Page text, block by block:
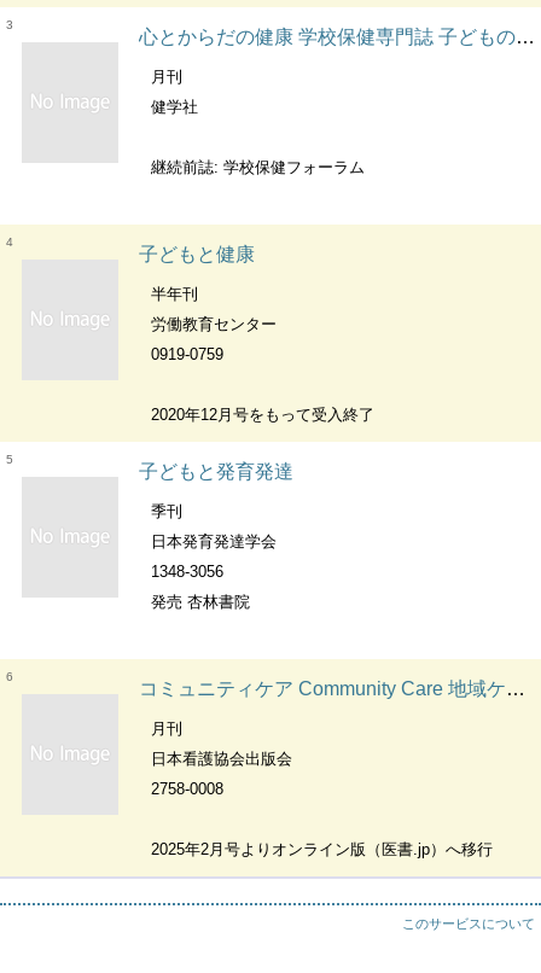
3
心とからだの健康 学校保健専門誌 子どもの生きる力を育む
月刊
健学社
継続前誌: 学校保健フォーラム
4
子どもと健康
半年刊
労働教育センター
0919-0759
2020年12月号をもって受入終了
5
子どもと発育発達
季刊
日本発育発達学会
1348-3056
発売 杏林書院
6
コミュニティケア Community Care 地域ケア・在宅ケアに携わる人のための
月刊
日本看護協会出版会
2758-0008
2025年2月号よりオンライン版（医書.jp）へ移行
このサービスについて